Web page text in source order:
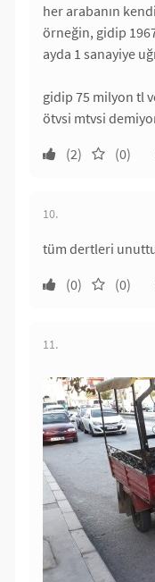
her arabanın
örneğin, gidip
ayda 1 sanayiye
gidip 75 milyon tl
ötvsi mtvsi
(2)
(0)
10.
tüm dertleri
(0)
(0)
11.